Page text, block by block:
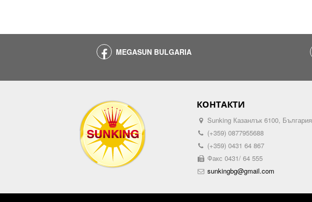
MEGASUN BULGARIA
КОНТАКТИ
Sunking Казанлък 6100, България
(+359) 0877955688
(+359) 0431 64 867
Факс 0431/ 64 555
sunkingbg@gmail.com